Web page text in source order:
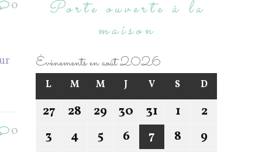
0
0
Porte ouverte à la
maison
Évènements en août 2026
L M M J V S D
27 28 29 30 31 1
2
3
4 5 6 7 8
9